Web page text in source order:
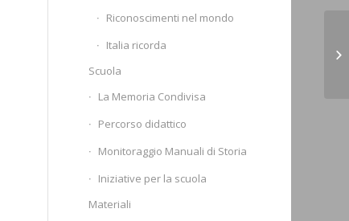
Riconoscimenti nel mondo
Italia ricorda
Scuola
La Memoria Condivisa
Percorso didattico
Monitoraggio Manuali di Storia
Iniziative per la scuola
Materiali